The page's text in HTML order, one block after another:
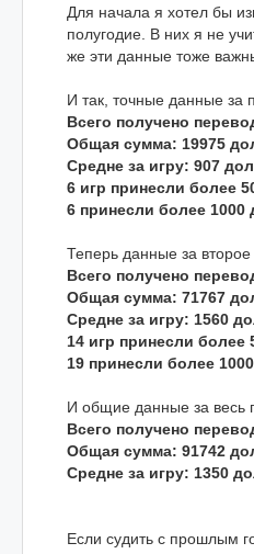
Для начала я хотел бы
полугодие. В них я не
же эти данные тоже
И так, точные данные за
Всего получено
Общая сумма: 19975
Средне за игру: 907
6 игр принесли более
6 принесли более 1000
Теперь данные за второе
Всего получено
Общая сумма: 71767
Средне за игру: 1560
14 игр принесли более
19 принесли более
И общие данные за весь
Всего получено
Общая сумма: 91742
Средне за игру: 1350
Если судить с прошлым